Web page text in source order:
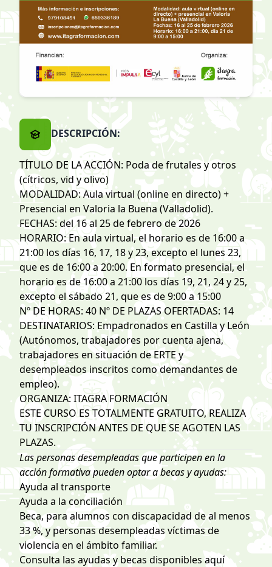
DESCRIPCIÓN:
TÍTULO DE LA ACCIÓN: Poda de frutales y otros
(cítricos, vid y olivo)
MODALIDAD: Aula virtual (online en directo) +
Presencial en Valoria la Buena (Valladolid).
FECHAS: del 16 al 25 de febrero de 2026
HORARIO: En aula virtual, el horario es de 16:00 a
21:00 los días 16, 17, 18 y 23, excepto el lunes 23,
que es de 16:00 a 20:00. En formato presencial, el
horario es de 16:00 a 21:00 los días 19, 21, 24 y 25,
excepto el sábado 21, que es de 9:00 a 15:00
Nº DE HORAS: 40 Nº DE PLAZAS OFERTADAS: 14
DESTINATARIOS: Empadronados en Castilla y León
(Autónomos, trabajadores por cuenta ajena,
trabajadores en situación de ERTE y
desempleados inscritos como demandantes de
empleo).
ORGANIZA: ITAGRA FORMACIÓN
ESTE CURSO ES TOTALMENTE GRATUITO, REALIZA
TU INSCRIPCIÓN ANTES DE QUE SE AGOTEN LAS
PLAZAS.
Las personas desempleadas que participen en la
acción formativa pueden optar a becas y ayudas:
Ayuda al transporte
Ayuda a la conciliación
Beca, para alumnos con discapacidad de al menos
33 %, y personas desempleadas víctimas de
violencia en el ámbito familiar.
Consulta las ayudas y becas disponibles aquí